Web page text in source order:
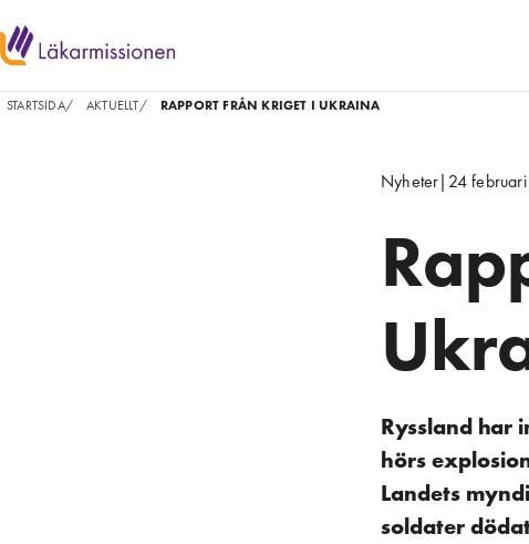
STARTSIDA/ AKTUELLT/ RAPPORT FRÅN KRIGET I UKRAINA
Nyheter| 24
Ryssland har
hörs
Landets
soldater